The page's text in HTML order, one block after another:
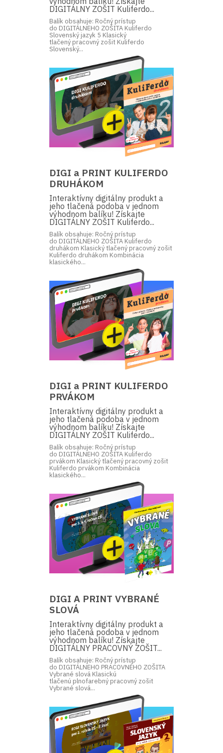
DIGITÁLNY ZOŠIT Kuliferdo...
Balík obsahuje: Ročný prístup
do DIGITÁLNEHO ZOŠITA Kuliferdo
Slovenský jazyk 5 Klasický
tlačený pracovný zošit Kuliferdo
Slovenský...
DIGI a PRINT KULIFERDO
DRUHÁKOM
Interaktívny digitálny produkt a
jeho tlačená podoba v jednom
výhodnom balíku! Získajte
DIGITÁLNY ZOŠIT Kuliferdo...
Balík obsahuje: Ročný prístup
do DIGITÁLNEHO ZOŠITA Kuliferdo
druhákom Klasický tlačený pracovný zošit
Kuliferdo druhákom Kombinácia
klasického...
DIGI a PRINT KULIFERDO
PRVÁKOM
Interaktívny digitálny produkt a
jeho tlačená podoba v jednom
výhodnom balíku! Získajte
DIGITÁLNY ZOŠIT Kuliferdo...
Balík obsahuje: Ročný prístup
do DIGITÁLNEHO ZOŠITA Kuliferdo
prvákom Klasický tlačený pracovný zošit
Kuliferdo prvákom Kombinácia
klasického...
DIGI A PRINT VYBRANÉ
SLOVÁ
Interaktívny digitálny produkt a
jeho tlačená podoba v jednom
výhodnom balíku! Získajte
DIGITÁLNY PRACOVNÝ ZOŠIT...
Balík obsahuje: Ročný prístup
do DIGITÁLNEHO PRACOVNÉHO ZOŠITA
Vybrané slová Klasickú
tlačenú plnofarebný pracovný zošit
Vybrané slová...